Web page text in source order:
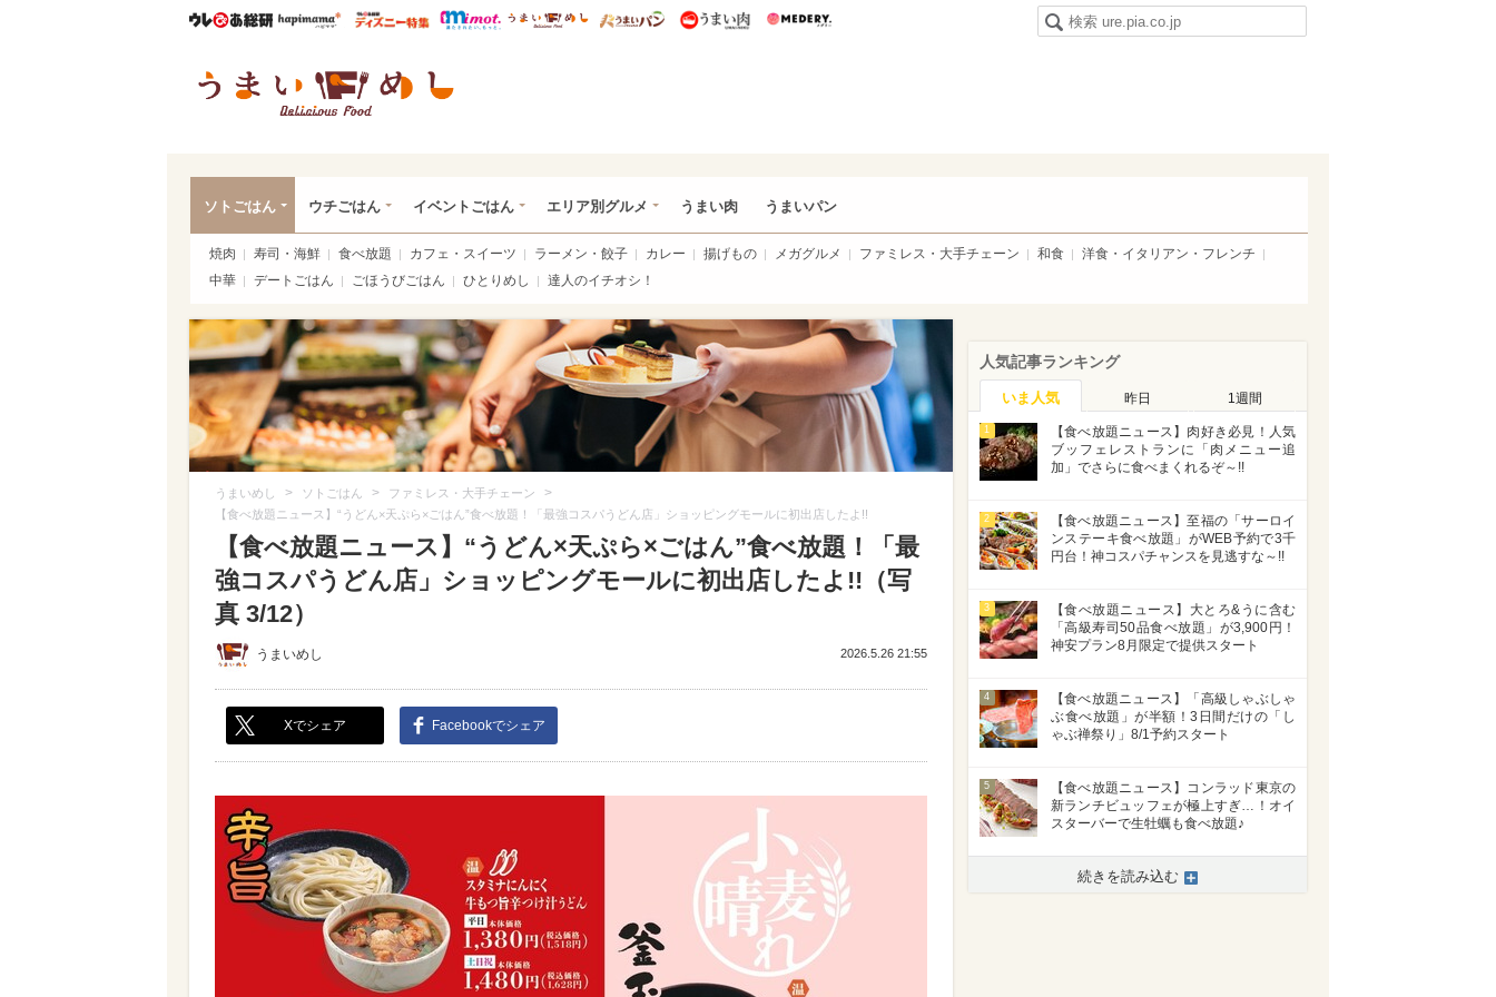
ウレぴあ総研ハピママ* ウレぴあ総研 ディズニー特集
mimot. うまいめし うまいパン うまい肉
ソトごはん ウチごはん イベントごはん エリア別グルメ うまい肉 うまいパン
焼肉 寿司・海鮮 食べ放題 カフェ・スイーツ ラーメン・餃子 カレー 揚げもの メガグルメ ファミレス・大手チェーン 和食
洋食・イタリアン・フレンチ
中華
デートごはん ごほうびごはん ひとりめし 達人のイチオシ！
うまいめし > ソトごはん > ファミレス・大手チェーン >
【食べ放題ニュース】“うどん×天ぷら×ごはん”食べ放題！「最強コスパうどん店」ショッピングモールに初出店したよ!!
【食べ放題ニュース】“うどん×天ぷら×ごはん”食べ放題！「最
強コスパうどん店」ショッピングモールに初出店したよ!!（写
真 3/12）
うまいめし 2026.5.26 21:55
Xでシェア Facebookでシェア
人気記事ランキング
いま人気 昨日 1週間
1
【食べ放題ニュース】肉好き必見！人気
ブッフェレストランに「肉メニュー追
加」でさらに食べまくれるぞ～!!
2
【食べ放題ニュース】至福の「サーロイ
ンステーキ食べ放題」がWEB予約で3千
円台！神コスパチャンスを見逃すな～!!
3
【食べ放題ニュース】大とろ&うに含む
「高級寿司50品食べ放題」が3,900円！
神安プラン8月限定で提供スタート
4
【食べ放題ニュース】「高級しゃぶしゃ
ぶ食べ放題」が半額！3日間だけの「し
ゃぶ禅祭り」8/1予約スタート
5
【食べ放題ニュース】コンラッド東京の
新ランチビュッフェが極上すぎ…！オイ
スターバーで生牡蠣も食べ放題♪
続きを読み込む